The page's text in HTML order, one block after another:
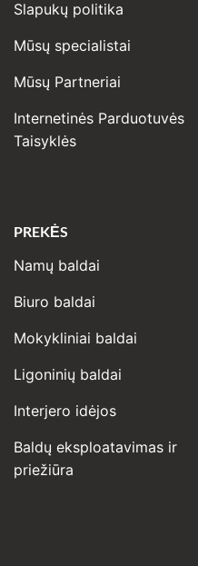
Slapukų politika
Mūsų specialistai
Mūsų Partneriai
Internetinės Parduotuvės
Taisyklės
PREKĖS
Namų baldai
Biuro baldai
Mokykliniai baldai
Ligoninių baldai
Interjero idėjos
Baldų eksploatavimas ir
priežiūra